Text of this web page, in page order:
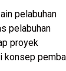
pelabuhan
pelabuhan
proyek